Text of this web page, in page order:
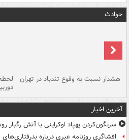
حوادث
هشدار نسبت به وفوع تندباد در تهران
آخرین اخبار
سرنگون‌کردن پهپاد اوکراینی با آتش رگبار
افشاگری روزنامه عبری درباره